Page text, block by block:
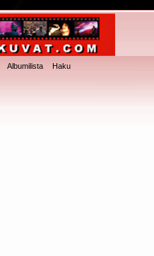
Albumilista Haku